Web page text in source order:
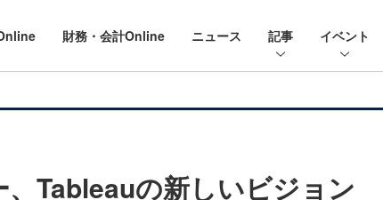
財務・会計Online ニュース 記事 イベント
Tableauの新しいビジョン